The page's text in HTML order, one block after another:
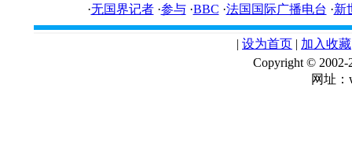
·无国界记者·参与·BBC ·法国国际广播电台 ·新
| 设为首页 | 加入收藏
Copyright ©
网址：